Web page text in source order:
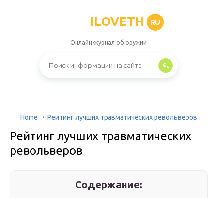
ILOVETH RU
Онлайн-журнал об оружии
Home Рейтинг лучших травматических револьверов
Рейтинг лучших травматических
револьверов
Содержание: